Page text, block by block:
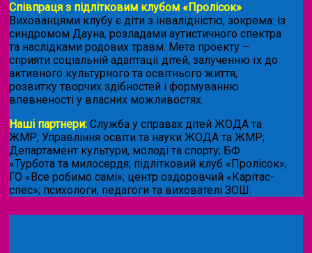
Співпраця з підлітковим клубом «Пролісок».
Вихованцями клубу є діти з інвалідністю, зокрема: із
синдромом Дауна, розладами аутистичного спектра
та наслідками родових травм. Мета проекту –
сприяти соціальній адаптації дітей, залученню їх до
активного культурного та освітнього життя,
розвитку творчих здібностей і формуванню
впевненості у власних можливостях.
Наші партнери: Служба у справах дітей ЖОДА та
ЖМР; Управління освіти та науки ЖОДА та ЖМР;
Департамент культури, молоді та спорту; БФ
«Турбота та милосердя; підлітковий клуб «Пролісок»;
ГО «Все робимо самі»; центр оздоровчий «Карітас-
спес»; психологи, педагоги та вихователі ЗОШ.